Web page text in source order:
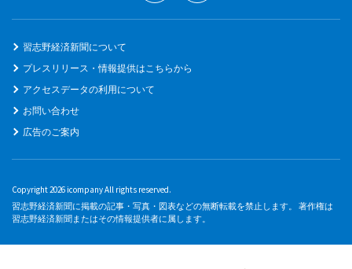
習志野経済新聞について
プレスリリース・情報提供はこちらから
アクセスデータの利用について
お問い合わせ
広告のご案内
Copyright 2026 icompany All rights reserved.
習志野経済新聞に掲載の記事・写真・図表などの無断転載を禁止します。 著作権は
習志野経済新聞またはその情報提供者に属します。